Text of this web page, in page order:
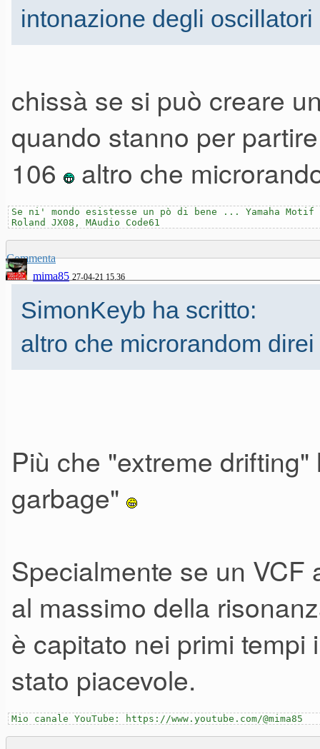
Altre differenze le sento sui
e negli accordi dove
nell’originale..
non saprei spiegare
Notevole la riproduzione del
Avendole provate un po’
è la
migliore simulazione che
intonazione degli
chissà se si può creare
quando stanno per
106
altro che
Se ni' mondo esistesse un pò di bene ... Yamaha Motif
Roland JX08, MAudio Code61
Commenta
mima85 27-04-21 15.36
SimonKeyb ha scritto:
altro che microrandom
Più che "extreme
garbage"
Specialmente se un VCF
al massimo della
è capitato nei primi
stato piacevole.
Mio canale YouTube: https://www.youtube.com/@mima85